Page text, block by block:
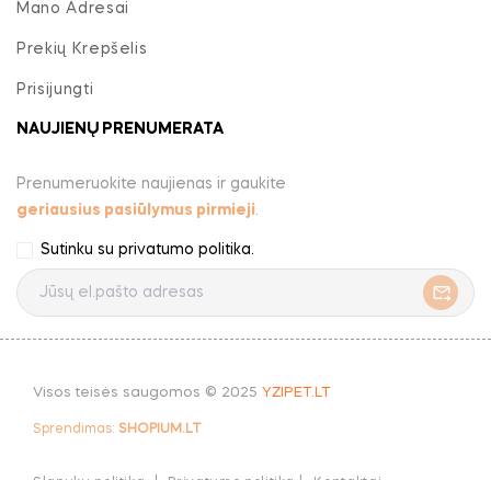
Mano Adresai
Prekių Krepšelis
Prisijungti
NAUJIENŲ PRENUMERATA
Prenumeruokite naujienas ir gaukite
geriausius pasiūlymus pirmieji.
Sutinku su privatumo politika.
Visos teisės saugomos © 2025 YZIPET.LT
Sprendimas: SHOPIUM.LT